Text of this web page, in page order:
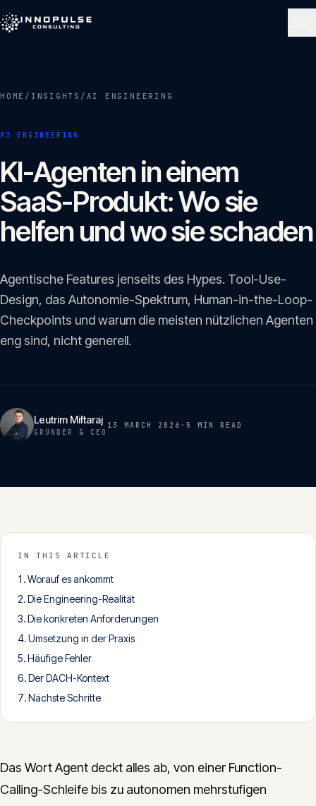
Über uns 02
Leistungen 03
Portfolio 04
Insights
Glossar 06
Kontakt
info@innopulse.io+41 79 508 28 06
Gotthardstrasse 30, 6300 Zug
HOME / INSIGHTS / AI ENGINEERING
AI ENGINEERING
KI-Agenten in einem
SaaS-Produkt: Wo sie
helfen und wo sie schaden
Agentische Features jenseits des Hypes. Tool-Use-
Design, das Autonomie-Spektrum, Human-in-the-Loop-
Checkpoints und warum die meisten nützlichen Agenten
eng sind, nicht generell.
Leutrim Miftaraj
GRÜNDER & CEO
13 MARCH 2026 · 5 MIN READ
IN THIS ARTICLE
Worauf es ankommt
Die Engineering-Realität
Die konkreten Anforderungen
Umsetzung in der Praxis
Häufige Fehler
Der DACH-Kontext
Nächste Schritte
Das Wort Agent deckt alles ab, von einer Function-
Calling-Schleife bis zu autonomen mehrstufigen